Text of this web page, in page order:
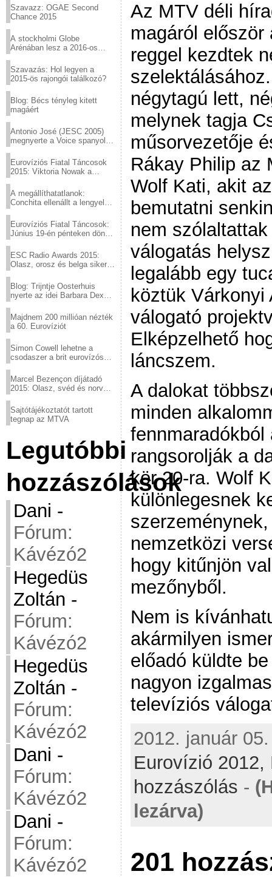
Szavazz: OGAE Second
Chance 2015
A stockholmi Globe
Arénában lesz a 2016-os
Szavazás: Hol legyen a
2015-ös rajongói találkozó?
Blog: Bécs tényleg kitett
magáért
Antonio José (JESC 2005)
megnyerte a Voice spanyol
Eurovíziós Fiatal Táncosok
2015: Viktoria Nowak a
A megállíthatatlanok:
Conchita ellenállt a lengyel
Eurovíziós Fiatal Táncosok:
Június 19-én pénteken döntő
ESC Radio Awards 2015:
Olasz, orosz és belga siker,
Blog: Trijntje Oosterhuis
nyerte az idei Barbara Dex
Majdnem 200 millióan nézték
a 60. Eurovíziót
Simon Cowell lehetne a
csodaszer a brit eurovízós
Marcel Bezençon díjátadó
2015: Olasz, svéd és norvég
Sajtótájékoztatót tartott
tegnap az MTVA
Legutóbbi
hozzászólások
Dani -
Fórum:
Kávézó2
Hegedüs
Zoltán -
Fórum:
Kávézó2
Hegedüs
Zoltán -
Fórum:
Kávézó2
Dani -
Fórum:
Kávézó2
Dani -
Fórum:
Kávézó2
Az MTV déli
magáról
reggel kezdtek
négytagú lett,
melynek tagja
műsorvezetője
Rákay Philip az
Wolf Kati, akit
bemutatni
nem
válogatás
legalább egy
köztük
válogató
Elképzelhető
láncszem.
A dalokat
minden
fennmaradókból
rangsorolják a
kör 20-ra. Wolf
különlegesnek
nemzetközi
hogy kitűnjön
mezőnyből.
Nem is
akármilyen
előadó küldte
nagyon
televíziós
2012. január
Eurovízió 2012,
hozzászólás -
lezárva)
201